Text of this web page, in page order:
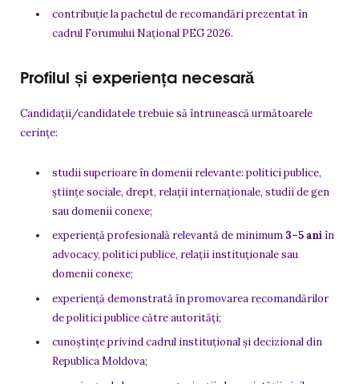
contribuție la pachetul de recomandări prezentat în
cadrul Forumului Național PEG 2026.
Profilul și experiența necesară
Candidații/candidatele trebuie să întrunească următoarele
cerințe:
studii superioare în domenii relevante: politici publice,
științe sociale, drept, relații internaționale, studii de gen
sau domenii conexe;
experiență profesională relevantă de minimum 3–5 aniîn
advocacy, politici publice, relații instituționale sau
domenii conexe;
experiență demonstrată în promovarea recomandărilor
de politici publice către autorități;
cunoștințe privind cadrul instituțional și decizional din
Republica Moldova;